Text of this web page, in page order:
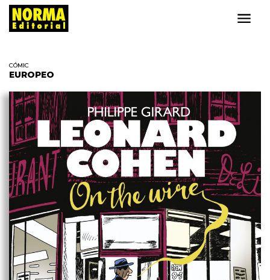
CÓMIC
EUROPEO